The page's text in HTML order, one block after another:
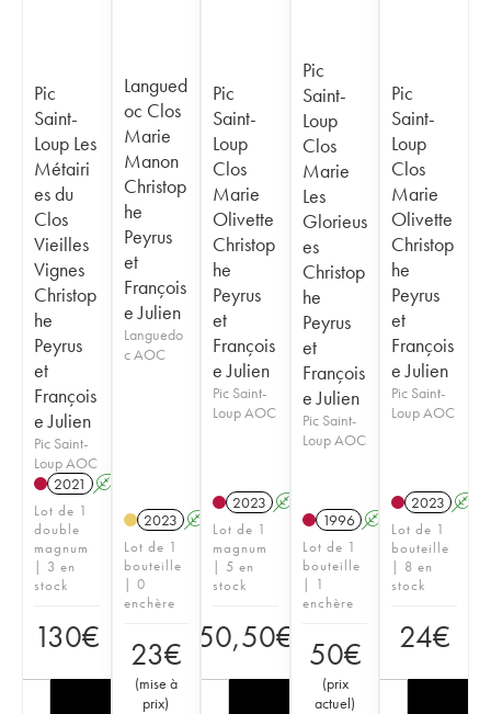
Pic
Saint-
Loup Les
Métairi
es du
Clos
Vieilles
Vignes
Christop
he
Peyrus
et
François
e Julien
Pic Saint-
Loup AOC
2021
A
Lot de 1
double
magnum
| 3 en
stock
130€
Langued
oc Clos
Marie
Manon
Christop
he
Peyrus
et
François
e Julien
Languedo
c AOC
2023 A
Lot de 1
bouteille
| 0
enchère
23€
(mise à
prix)
Pic
Saint-
Loup
Clos
Marie
Olivette
Christop
he
Peyrus
et
François
e Julien
Pic Saint-
Loup AOC
2023 A
Lot de 1
magnum
| 5 en
stock
50,50€
Pic
Saint-
Loup
Clos
Marie
Les
Glorieus
es
Christop
he
Peyrus
et
François
e Julien
Pic Saint-
Loup AOC
1996 A
Lot de 1
bouteille
| 1
enchère
50€
(prix
actuel)
Pic
Saint-
Loup
Clos
Marie
Olivette
Christop
he
Peyrus
et
François
e Julien
Pic Saint-
Loup AOC
2023 A
Lot de 1
bouteille
| 8 en
stock
24€